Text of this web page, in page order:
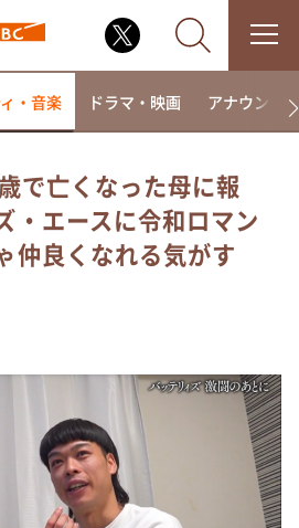
るTV
ラエティ！～ やすとものいたっ
プ
×福井アナ「なんでやねん！？」
うの献立 何にする？～
・音楽 ドラマ・映画 アナウンサー
で亡くなった母に報
エースに令和ロマン
仲良くなれる気がす